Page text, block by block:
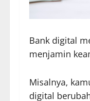
Bank digital
menjamin
Misalnya,
digital